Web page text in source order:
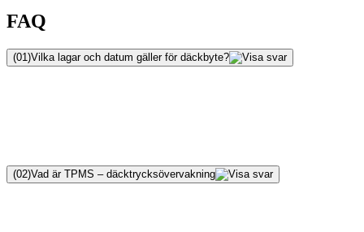
FAQ
(01 )Vilka lagar och datum gäller för däckbyte?
(02)Vad är TPMS – däcktrycksövervakning